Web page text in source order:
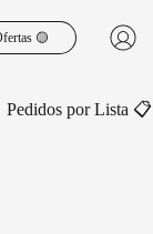
🟡
Pedidos por Lista 📋